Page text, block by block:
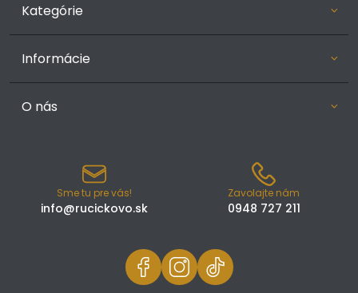
Kategórie
Informácie
O nás
Sme tu pre vás!
info@rucickovo.sk
Zavolajte nám
0948 727 211